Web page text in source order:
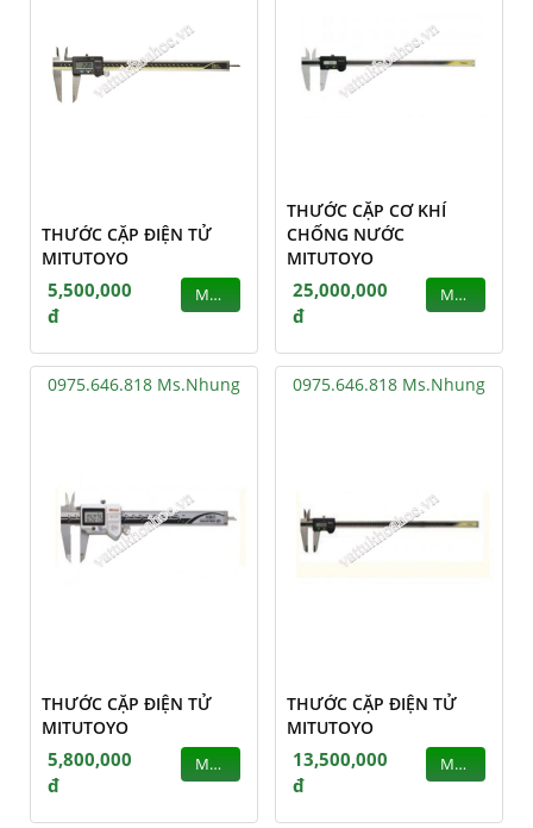
THƯỚC CẶP ĐIỆN TỬ
MITUTOYO
5,500,000
đ
MUA
THƯỚC CẶP CƠ KHÍ
CHỐNG NƯỚC
MITUTOYO
25,000,000
đ
MUA
0975.646.818 Ms.Nhung
THƯỚC CẶP ĐIỆN TỬ
MITUTOYO
5,800,000
đ
MUA
0975.646.818 Ms.Nhung
THƯỚC CẶP ĐIỆN TỬ
MITUTOYO
13,500,000
đ
MUA